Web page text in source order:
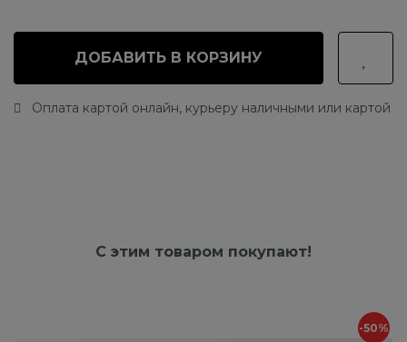
ДОБАВИТЬ В КОРЗИНУ
Оплата картой онлайн, курьеру наличными или картой
С этим товаром покупают!
-50%